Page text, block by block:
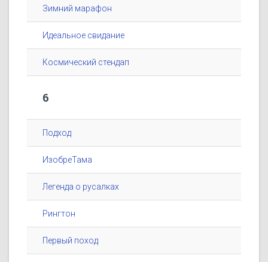
Зимний марафон
Идеальное свидание
Космический стендап
6
Подход
ИзобреТама
Легенда о русалках
Рингтон
Первый поход